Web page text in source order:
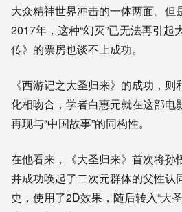
大众精神世界冲击的一体两面。但
2017年，这种“幻灭”已无法再引起
传》的票房也谈不上成功。
《西游记之大圣归来》的成功，
化相吻合，学者白惠元就在这部电
再现与“中国故事”的同构性。
在他看来，《大圣归来》首次将孙
并成功唤起了二次元群体的父性认
史，使用了2D效果，随后转入“大